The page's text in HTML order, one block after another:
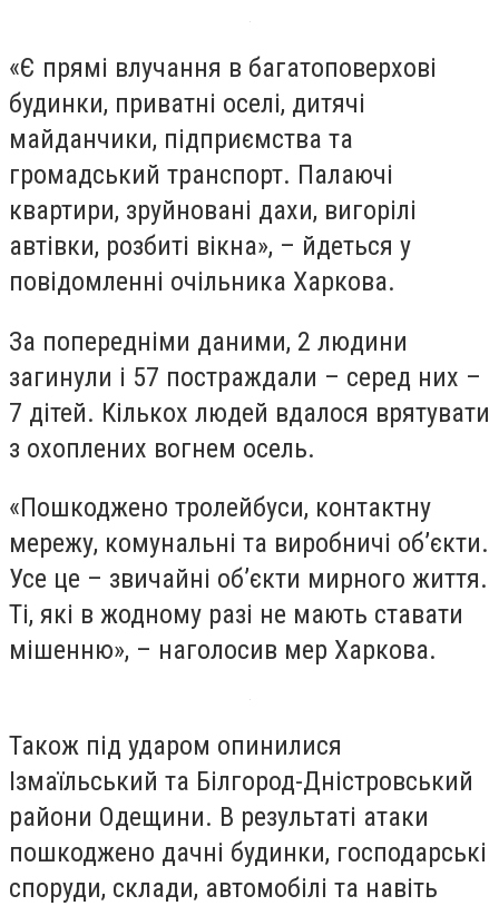
«Є прямі влучання в багатоповерхові
будинки, приватні оселі, дитячі
майданчики, підприємства та
громадський транспорт. Палаючі
квартири, зруйновані дахи, вигорілі
автівки, розбиті вікна», – йдеться у
повідомленні очільника Харкова.
За попередніми даними, 2 людини
загинули і 57 постраждали – серед них –
7 дітей. Кількох людей вдалося врятувати
з охоплених вогнем осель.
«Пошкоджено тролейбуси, контактну
мережу, комунальні та виробничі об’єкти.
Усе це – звичайні об’єкти мирного життя.
Ті, які в жодному разі не мають ставати
мішенню», – наголосив мер Харкова.
Також під ударом опинилися
Ізмаїльський та Білгород-Дністровський
райони Одещини. В результаті атаки
пошкоджено дачні будинки, господарські
споруди, склади, автомобілі та навіть